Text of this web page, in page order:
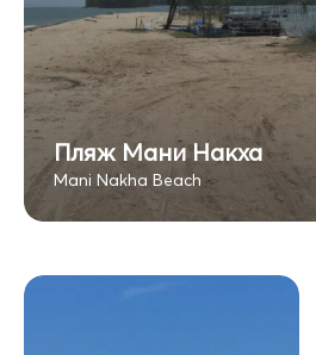
Пляж Мани Накха
Mani Nakha Beach